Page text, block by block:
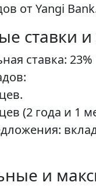
от Yangi
ставки и
ставка:
(2 года и 1
и